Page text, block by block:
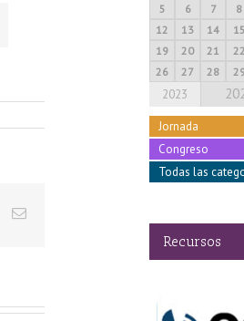
5
6 7 8
12
13 14 15
19
20 21 22
26
27 28
2023
Jornada
Congreso
Todas las
Recursos